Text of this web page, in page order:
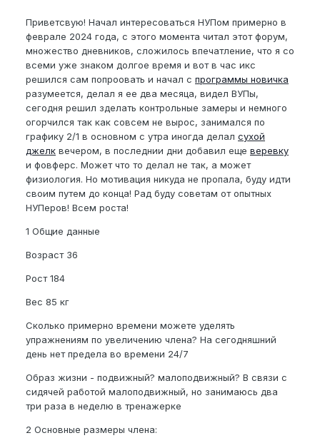
Приветсвую! Начал интересоваться НУПом примерно в
феврале 2024 года, с этого момента читал этот форум,
множество дневников, сложилось впечатление, что я со
всеми уже знаком долгое время и вот в час икс
решился сам попроовать и начал с программы новичка
разумеется, делал я ее два месяца, видел ВУПы,
сегодня решил зделать контрольные замеры и немного
огорчился так как совсем не вырос, занимался по
графику 2/1 в основном с утра иногда делал сухой
джелк вечером, в последнии дни добавил еще веревку
и фовферс. Может что то делал не так, а может
физиология. Но мотивация никуда не пропала, буду идти
своим путем до конца! Рад буду советам от опытных
НУПеров! Всем роста!
1 Общие данные
Возраст 36
Рост 184
Вес 85 кг
Сколько примерно времени можете уделять
упражнениям по увеличению члена? На сегодняшний
день нет предела во времени 24/7
Образ жизни - подвижный? малоподвижный? В связи с
сидячей работой малоподвижный, но занимаюсь два
три раза в неделю в тренажерке
2 Основные размеры члена: